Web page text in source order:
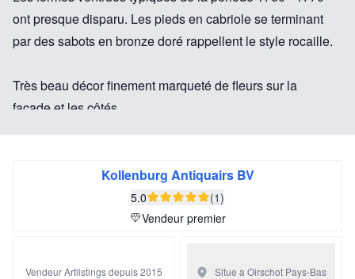
ont presque disparu. Les pieds en cabriole se terminant
par des sabots en bronze doré rappellent le style rocaille.
Très beau décor finement marqueté de fleurs sur la
façade et les côtés.
Certains ébenistes hollandais utilisaient des bagnettes
anglais de Birmingham.
Kollenburg Antiquairs BV
5.0
(1)
Vendeur premier
Vendeur Artlistings depuis 2015 Situe a Oirschot Pays-Bas